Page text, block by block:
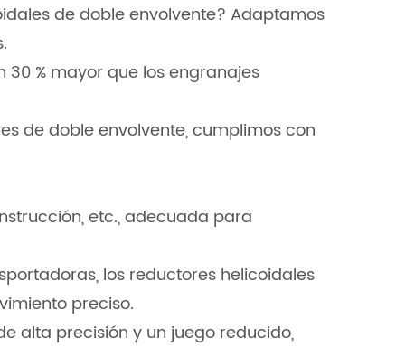
de doble envolvente? Adaptamos
% mayor que los engranajes
de doble envolvente, cumplimos con
etc., adecuada para
los reductores helicoidales
preciso.
alta precisión y un juego reducido,